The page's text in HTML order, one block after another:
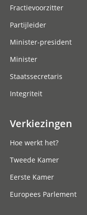
Fractievoorzitter
Partijleider
Minister-president
Minister
Staatssecretaris
Integriteit
Verkiezingen
Hoe werkt het?
Tweede Kamer
Eerste Kamer
Europees Parlement